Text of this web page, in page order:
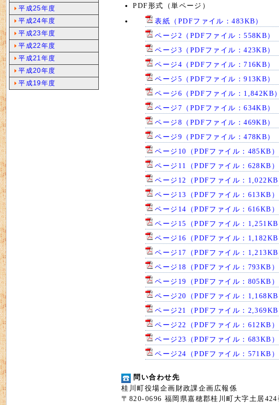
PDF形式（単ページ）
表紙（PDFファイル：483KB）
ページ2（PDFファイル：558KB）
ページ3（PDFファイル：423KB）
ページ4（PDFファイル：716KB）
ページ5（PDFファイル：913KB）
ページ6（PDFファイル：1,842KB）
ページ7（PDFファイル：634KB）
ページ8（PDFファイル：469KB）
ページ9（PDFファイル：478KB）
ページ10（PDFファイル：485KB）
ページ11（PDFファイル：628KB）
ページ12（PDFファイル：1,022KB
ページ13（PDFファイル：613KB）
ページ14（PDFファイル：616KB）
ページ15（PDFファイル：1,251KB
ページ16（PDFファイル：1,182KB
ページ17（PDFファイル：1,213KB
ページ18（PDFファイル：793KB）
ページ19（PDFファイル：805KB）
ページ20（PDFファイル：1,168KB
ページ21（PDFファイル：2,369KB
ページ22（PDFファイル：612KB）
ページ23（PDFファイル：683KB）
ページ24（PDFファイル：571KB）
問い合わせ先
桂川町役場企画財政課企画広報係
〒820-0696 福岡県嘉穂郡桂川町大字土居424
平成25年度
平成24年度
平成23年度
平成22年度
平成21年度
平成20年度
平成19年度